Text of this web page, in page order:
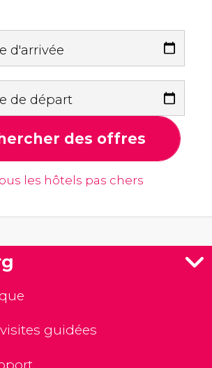
d'arrivée
de départ
des offres
les hôtels pas chers
guidées